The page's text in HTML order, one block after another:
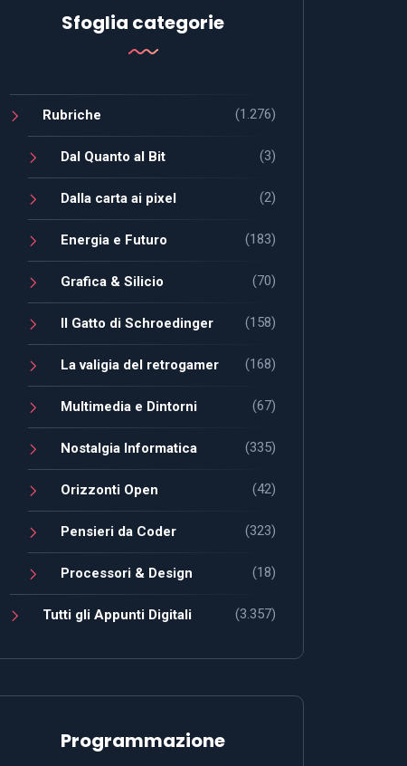
Sfoglia categorie
Rubriche (1.276)
Dal Quanto al Bit (3)
Dalla carta ai pixel (2)
Energia e Futuro (183)
Grafica & Silicio (70)
Il Gatto di Schroedinger (158)
La valigia del retrogamer (168)
Multimedia e Dintorni (67)
Nostalgia Informatica (335)
Orizzonti Open (42)
Pensieri da Coder (323)
Processori & Design (18)
Tutti gli Appunti Digitali (3.357)
Programmazione